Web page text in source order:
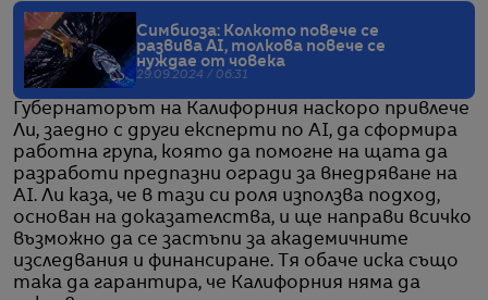
Симбиоза: Колкото повече се
развива AI, толкова повече се
нуждае от човека
29.09.2024 / 06:31
Губернаторът на Калифорния наскоро привлече
Ли, заедно с други експерти по AI, да сформира
работна група, която да помогне на щата да
разработи предпазни огради за внедряване на
AI. Ли каза, че в тази си роля използва подход,
основан на доказателства, и ще направи всичко
възможно да се застъпи за академичните
изследвания и финансиране. Тя обаче иска също
така да гарантира, че Калифорния няма да